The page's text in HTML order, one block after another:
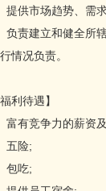
提供市场趋势、需
负责建立和健全所
情况负责。
福利待遇】
富有竞争力的薪资
五险;
包吃;